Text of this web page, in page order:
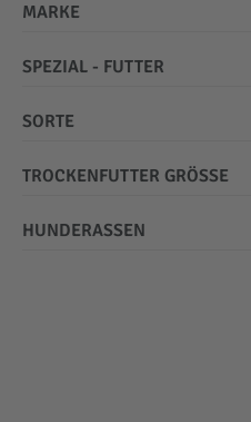
MARKE
SPEZIAL - FUTTER
SORTE
TROCKENFUTTER GRÖSSE
HUNDERASSEN